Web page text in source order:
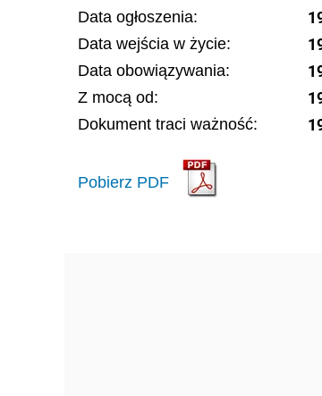
Data ogłoszenia:
Data wejścia w życie:
Data obowiązywania:
Z mocą od:
Dokument traci ważność:
Pobierz PDF